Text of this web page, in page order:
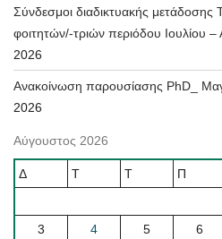
Σύνδεσμοι διαδικτυακής
φοιτητών/-τριών περιόδου Ιουλίου
2026
Ανακοίνωση παρουσίασης PhD_
2026
Αύγουστος 2026
Δ Τ Τ Π
3
4 5 6